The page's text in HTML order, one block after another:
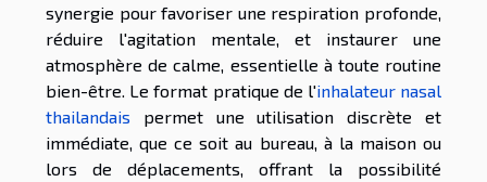
synergie pour favoriser une respiration profonde,
réduire l'agitation mentale, et instaurer une
atmosphère de calme, essentielle à toute routine
bien-être. Le format pratique de l'inhalateur nasal
thailandais permet une utilisation discrète et
immédiate, que ce soit au bureau, à la maison ou
lors de déplacements, offrant la possibilité